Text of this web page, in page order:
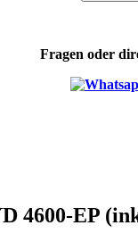
Fragen oder
4600-EP